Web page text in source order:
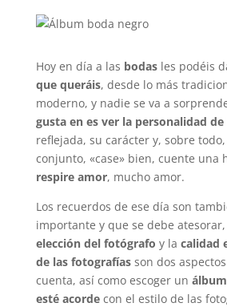
Hoy en día a las bodas les podéis
que queráis, desde lo más
moderno, y nadie se va a
gusta en es ver la personalidad
reflejada, su carácter y, sobre
conjunto, «case» bien, cuente una
respire amor, mucho amor.
Los recuerdos de ese día son
importante y que se debe
elección del fotógrafo y la calidad
de las fotografíasson dos
cuenta, así como escoger un
esté acordecon el estilo de las